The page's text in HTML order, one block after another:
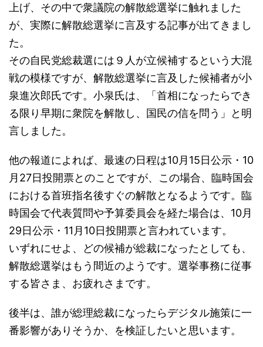
上げ、その中で衆議院の解散総選挙に触れました
が、実際に解散総選挙に言及する記事が出てきまし
た。
その自民党総裁選には９人が立候補するという大混
戦の模様ですが、解散総選挙に言及した候補者が小
泉進次郎氏です。小泉氏は、「首相になったらでき
る限り早期に衆院を解散し、国民の信を問う」と明
言しました。
他の報道によれば、最速の日程は10月15日公示・10
月27日投開票とのことですが、この場合、臨時国会
における首班指名後すぐの解散となるようです。臨
時国会で代表質問や予算委員会を経た場合は、10月
29日公示・11月10日投開票と言われています。
いずれにせよ、どの候補が総裁になったとしても、
解散総選挙はもう間近のようです。選挙事務に従事
する皆さま、お疲れさまです。
後半は、誰が総理総裁になったらデジタル施策に一
番影響がありそうか、を検証したいと思います。